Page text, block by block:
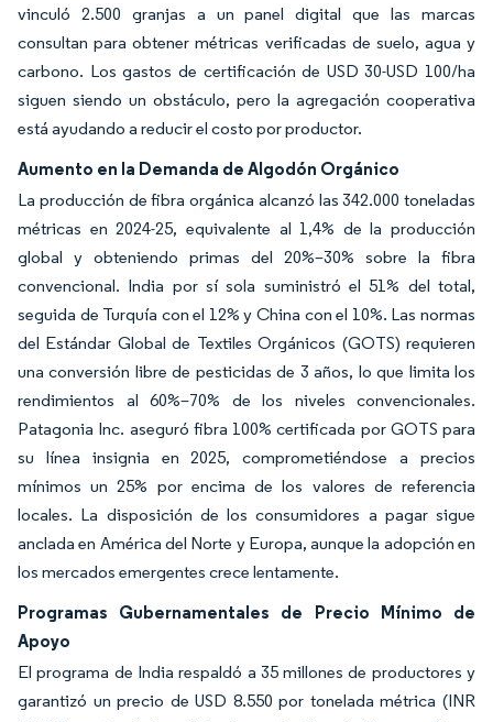
vinculó 2.500 granjas a un panel digital que las marcas
consultan para obtener métricas verificadas de suelo, agua y
carbono. Los gastos de certificación de USD 30-USD 100/ha
siguen siendo un obstáculo, pero la agregación cooperativa
está ayudando a reducir el costo por productor.
Aumento en la Demanda de Algodón Orgánico
La producción de fibra orgánica alcanzó las 342.000 toneladas
métricas en 2024-25, equivalente al 1,4% de la producción
global y obteniendo primas del 20%–30% sobre la fibra
convencional. India por sí sola suministró el 51% del total,
seguida de Turquía con el 12% y China con el 10%. Las normas
del Estándar Global de Textiles Orgánicos (GOTS) requieren
una conversión libre de pesticidas de 3 años, lo que limita los
rendimientos al 60%–70% de los niveles convencionales.
Patagonia Inc. aseguró fibra 100% certificada por GOTS para
su línea insignia en 2025, comprometiéndose a precios
mínimos un 25% por encima de los valores de referencia
locales. La disposición de los consumidores a pagar sigue
anclada en América del Norte y Europa, aunque la adopción en
los mercados emergentes crece lentamente.
Programas Gubernamentales de Precio Mínimo de
Apoyo
El programa de India respaldó a 35 millones de productores y
garantizó un precio de USD 8.550 por tonelada métrica (INR